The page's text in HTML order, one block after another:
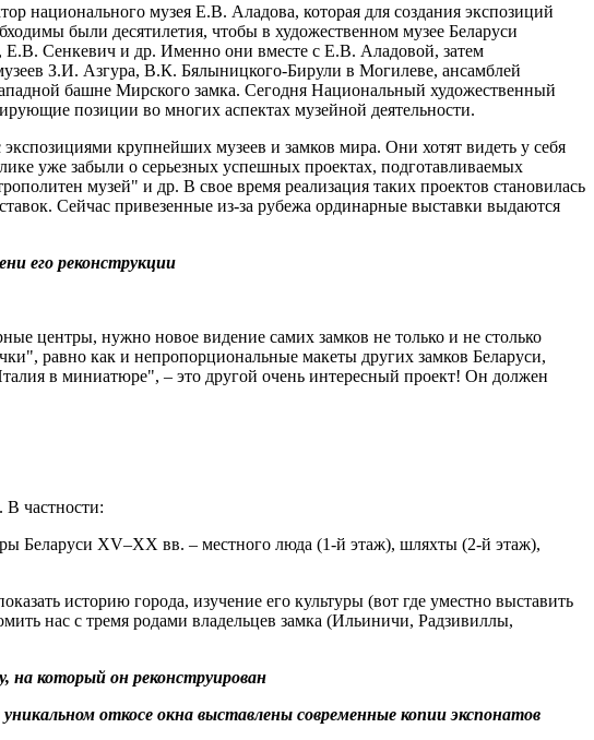
национального музея Е.В. Аладова, которая для создания экспозиций
были десятилетия, чтобы в художественном музее Беларуси
Сенкевич и др. Именно они вместе с Е.В. Аладовой, затем
З.И. Азгура, В.К. Бялыницкого-Бирули в Могилеве, ансамблей
башне Мирского замка. Сегодня Национальный художественный
позиции во многих аспектах музейной деятельности.
крупнейших музеев и замков мира. Они хотят видеть у себя
уже забыли о серьезных успешных проектах, подготавливаемых
музей" и др. В свое время реализация таких проектов становилась
Сейчас привезенные из-за рубежа ординарные выставки выдаются
его реконструкции
центры, нужно новое видение самих замков не только и не столько
равно как и непропорциональные макеты других замков Беларуси,
в миниатюре", – это другой очень интересный проект! Он должен
В частности:
Беларуси XV–XX вв. – местного люда (1-й этаж), шляхты (2-й этаж),
историю города, изучение его культуры (вот где уместно выставить
нас с тремя родами владельцев замка (Ильиничи, Радзивиллы,
на который он реконструирован
откосе окна выставлены современные копии экспонатов